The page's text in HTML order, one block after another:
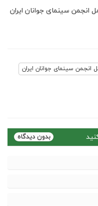
انجمن سینمای جوانان ایران
انجمن سینمای جوانان ایران